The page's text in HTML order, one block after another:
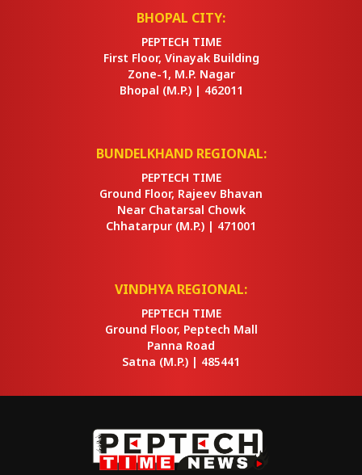
BHOPAL CITY:
PEPTECH TIME
First Floor, Vinayak Building
Zone-1, M.P. Nagar
Bhopal (M.P.) | 462011
BUNDELKHAND REGIONAL:
PEPTECH TIME
Ground Floor, Rajeev Bhavan
Near Chatarsal Chowk
Chhatarpur (M.P.) | 471001
VINDHYA REGIONAL:
PEPTECH TIME
Ground Floor, Peptech Mall
Panna Road
Satna (M.P.) | 485441